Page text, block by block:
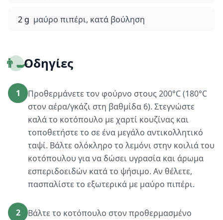
2 g μαύρο πιπέρι, κατά βούληση
👨‍🍳Οδηγίες
1
Προθερμάνετε τον φούρνο στους 200°C (180°C
στον αέρα/γκάζι στη βαθμίδα 6). Στεγνώστε
καλά το κοτόπουλο με χαρτί κουζίνας και
τοποθετήστε το σε ένα μεγάλο αντικολλητικό
ταψί. Βάλτε ολόκληρο το λεμόνι στην κοιλιά του
κοτόπουλου για να δώσει υγρασία και άρωμα
εσπεριδοειδών κατά το ψήσιμο. Αν θέλετε,
πασπαλίστε το εξωτερικά με μαύρο πιπέρι.
2
Βάλτε το κοτόπουλο στον προθερμασμένο